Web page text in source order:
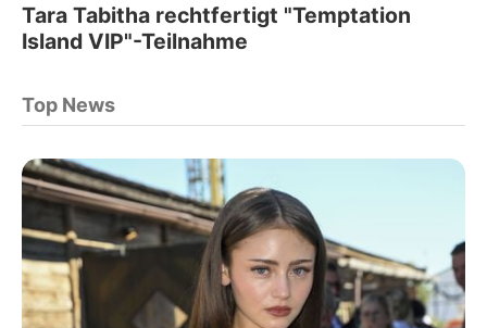
Tara Tabitha rechtfertigt "Temptation
Island VIP"-Teilnahme
Top News